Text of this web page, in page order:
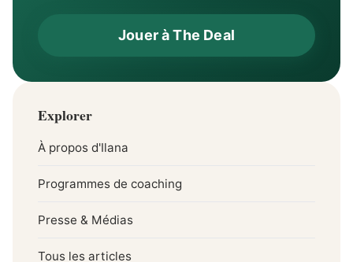
Jouer à The Deal
Explorer
À propos d'Ilana
Programmes de coaching
Presse & Médias
Tous les articles